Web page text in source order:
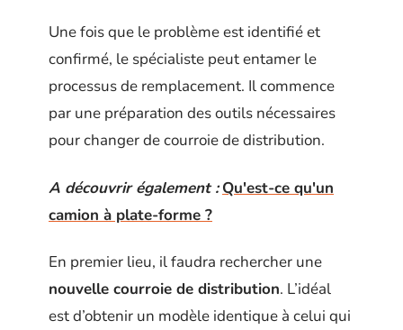
Une fois que le problème est identifié et
confirmé, le spécialiste peut entamer le
processus de remplacement. Il commence
par une préparation des outils nécessaires
pour changer de courroie de distribution.
A découvrir également : Qu'est-ce qu'un
camion à plate-forme ?
En premier lieu, il faudra rechercher une
nouvelle courroie de distribution. L’idéal
est d’obtenir un modèle identique à celui qui